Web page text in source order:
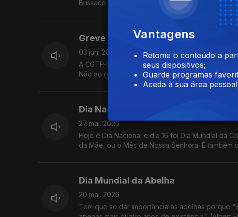
Bussaco está com problemas em renovar o
Greve Geral
03 jun. 2026
A CGTP-IN convocou uma Greve Geral para o
Não ao retrocesso! Por mais salário, mais
Dia Nacional do Celíaco
27 mai. 2026
Hoje é Dia Nacional e dia 16 foi Dia Mundial da
da Mãe, ou o Mês de Nossa Senhora. É também
Dia Mundial da Abelha
20 mai. 2026
Tem que se dar importância às abelhas porque
Vantagens
Retome o conteúdo a
seus dispositivos;
Guarde programas
Aceda à sua área